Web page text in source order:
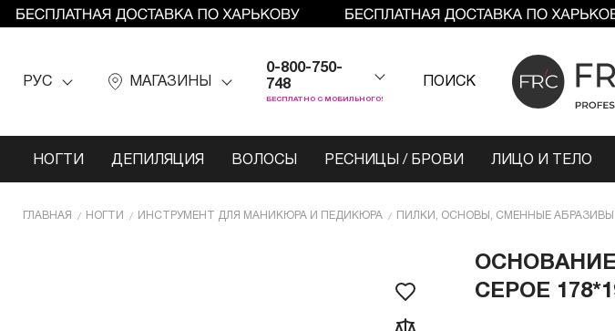
РУС МАГАЗИНЫ
0-800-750-
748
БЕСПЛАТНО С МОБИЛЬНОГО!
ПОИСК
НОГТИ ДЕПИЛЯЦИЯ ВОЛОСЫ РЕСНИЦЫ / БРОВИ ЛИЦО И ТЕЛО
ГЛАВНАЯ НОГТИ ИНCТРУМЕНТ ДЛЯ МАНИКЮРА И ПЕДИКЮРА ПИЛКИ, ОСНОВЫ, СМЕННЫЕ АБРАЗИВЫ
СЕРОЕ